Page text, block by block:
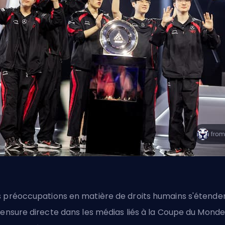
préoccupations en matière de droits humains
directe dans les médias liés à la Coupe du Monde